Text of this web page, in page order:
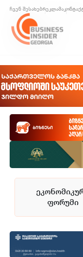
ჩვენ შესახებრეკლამა
ფორუმი